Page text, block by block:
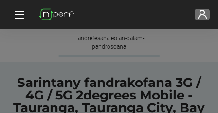
Fandrefesana eo an-dalam-
pandrosoana
Sarintany fandrakofana 3G /
4G / 5G 2degrees Mobile -
Tauranga, Tauranga City, Bay